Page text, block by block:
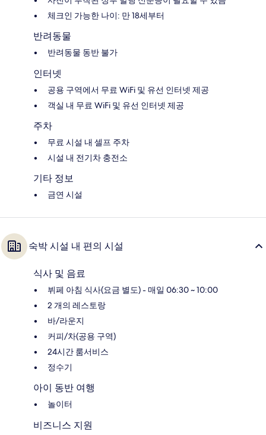
체크인 가능한 나이: 만 18세부터
반려동물
반려동물 동반 불가
인터넷
공용 구역에서 무료 WiFi 및 유선 인터넷 제공
객실 내 무료 WiFi 및 유선 인터넷 제공
주차
무료 시설 내 셀프 주차
시설 내 전기차 충전소
기타 정보
금연 시설
숙박 시설 내 편의 시설
식사 및 음료
뷔페 아침 식사(요금 별도) - 매일 06:30 ~ 10:00
2 개의 레스토랑
바/라운지
커피/차(공용 구역)
24시간 룸서비스
정수기
아이 동반 여행
놀이터
비즈니스 지원